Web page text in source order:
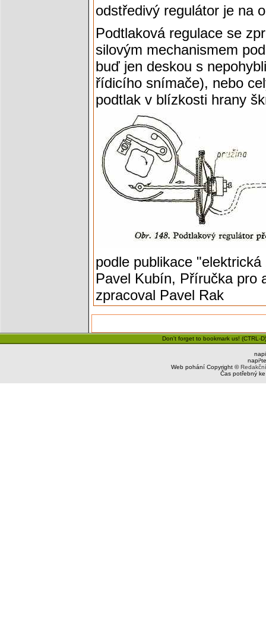
odstředivý regulátor je na
Podtlaková regulace se
silovým mechanismem
buď jen deskou s
řídicího snímače), nebo
podtlak v blízkosti hrany
podle publikace
Pavel Kubín, Příručka pro
zpracoval Pavel Rak
Don't forget to bookmark us! (CTRL-
Web pohání Copyright ©
Čas potřebný